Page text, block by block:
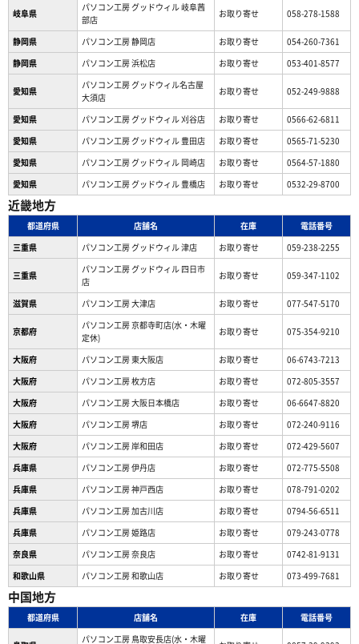
岐阜県
パソコン工房 グッドウィル 岐阜茜
部店
お取り寄せ 058-278-1588
静岡県 パソコン工房 静岡店 お取り寄せ
054-260-7361
静岡県
パソコン工房 浜松店 お取り寄せ 053-401-8577
愛知県
パソコン工房 グッドウィル名古屋
大須店
お取り寄せ 052-249-9888
愛知県 パソコン工房 グッドウィル 刈谷店 お取り寄せ
0566-62-6811
愛知県
パソコン工房 グッドウィル 豊田店 お取り寄せ
0565-71-5230
愛知県
パソコン工房 グッドウィル 岡崎店 お取り寄せ
0564-57-1880
愛知県
パソコン工房 グッドウィル 豊橋店 お取り寄せ 0532-29-8700
近畿地方
都道府県 店舗名 在庫
電話番号
三重県
パソコン工房 グッドウィル 津店 お取り寄せ 059-238-2255
三重県
パソコン工房 グッドウィル 四日市
店
お取り寄せ 059-347-1102
滋賀県 パソコン工房 大津店 お取り寄せ 077-547-5170
京都府
パソコン工房 京都寺町店(水・木曜
定休)
お取り寄せ 075-354-9210
大阪府 パソコン工房 東大阪店 お取り寄せ
06-6743-7213
大阪府
パソコン工房 枚方店 お取り寄せ
072-805-3557
大阪府
パソコン工房 大阪日本橋店 お取り寄せ
06-6647-8820
大阪府
パソコン工房 堺店 お取り寄せ
072-240-9116
大阪府
パソコン工房 岸和田店 お取り寄せ
072-429-5607
兵庫県
パソコン工房 伊丹店 お取り寄せ
072-775-5508
兵庫県
パソコン工房 神戸西店 お取り寄せ
078-791-0202
兵庫県
パソコン工房 加古川店 お取り寄せ
0794-56-6511
兵庫県
パソコン工房 姫路店 お取り寄せ
079-243-0778
奈良県
パソコン工房 奈良店 お取り寄せ
0742-81-9131
和歌山県
パソコン工房 和歌山店 お取り寄せ 073-499-7681
中国地方
都道府県 店舗名 在庫 電話番号
パソコン工房 鳥取安長店(水・木曜